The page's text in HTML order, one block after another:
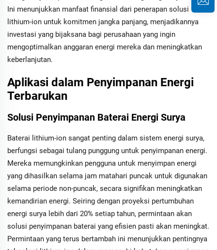
Ini menunjukkan manfaat finansial dari penerapan solusi
lithium-ion untuk komitmen jangka panjang, menjadikannya
investasi yang bijaksana bagi perusahaan yang ingin
mengoptimalkan anggaran energi mereka dan meningkatkan
keberlanjutan.
Aplikasi dalam Penyimpanan Energi
Terbarukan
Solusi Penyimpanan Baterai Energi Surya
Baterai lithium-ion sangat penting dalam sistem energi surya,
berfungsi sebagai tulang punggung untuk penyimpanan energi.
Mereka memungkinkan pengguna untuk menyimpan energi
yang dihasilkan selama jam matahari puncak untuk digunakan
selama periode non-puncak, secara signifikan meningkatkan
kemandirian energi. Seiring dengan proyeksi pertumbuhan
energi surya lebih dari 20% setiap tahun, permintaan akan
solusi penyimpanan baterai yang efisien pasti akan meningkat.
Permintaan yang terus bertambah ini menunjukkan pentingnya